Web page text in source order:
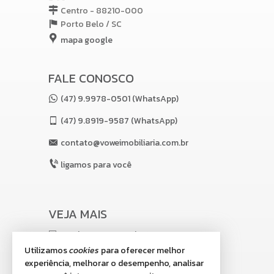
Hidromassagem
Interfone
Jacuzzi
Medidores de água, luz e gás individuais
Piscina adulta
Piscina infantil
Playground
Sala de jogos
Hera Residence: Certificação LEED
Centro - 88210-000
Porto Belo /SC
mapa google
FALE CONOSCO
(47) 9.9978-0501 (WhatsApp)
(47)9.8919-9587 (WhatsApp)
contato@voweimobiliaria.com.br
ligamos para você
VEJA MAIS
receba nosso newsletter
indicadores financeiros
Utilizamoscookies para oferecer melhor
experiência, melhorar o desempenho, analisar